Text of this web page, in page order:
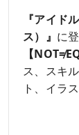
『アイド
ス）』 に
【
ス、スキ
ト、イラ